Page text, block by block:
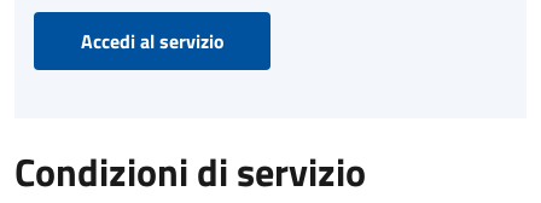
Accedi al servizio
Condizioni di servizio